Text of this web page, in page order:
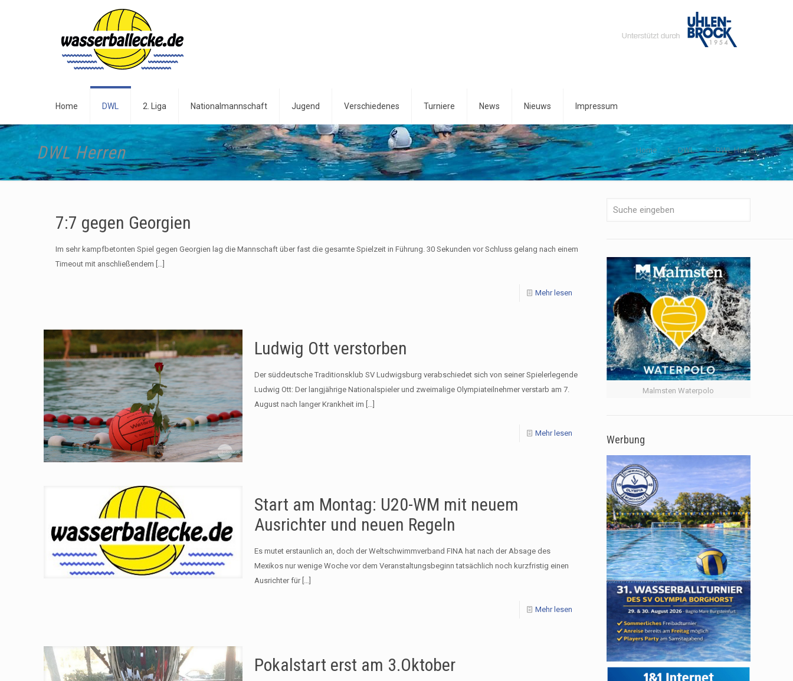
Home DWL 2. Liga Nationalmannschaft Jugend Verschiedenes Turniere News Nieuws Impressum
DWL Herren Home DWL DWL Herren
7:7 gegen Georgien
Im sehr kampfbetonten Spiel gegen Georgien lag die Mannschaft über fast die gesamte Spielzeit in Führung. 30 Sekunden vor Schluss gelang nach einem
Timeout mit anschließendem […]
Mehr lesen
Ludwig Ott verstorben
Der süddeutsche Traditionsklub SV Ludwigsburg verabschiedet sich von seiner Spielerlegende
Ludwig Ott: Der langjährige Nationalspieler und zweimalige Olympiateilnehmer verstarb am 7.
August nach langer Krankheit im […]
Mehr lesen
Start am Montag: U20-WM mit neuem
Ausrichter und neuen Regeln
Es mutet erstaunlich an, doch der Weltschwimmverband FINA hat nach der Absage des
Mexikos nur wenige Woche vor dem Veranstaltungsbeginn tatsächlich noch kurzfristig einen
Ausrichter für[…]
Mehr lesen
Pokalstart erst am 3.Oktober
Malmsten Waterpolo
Werbung